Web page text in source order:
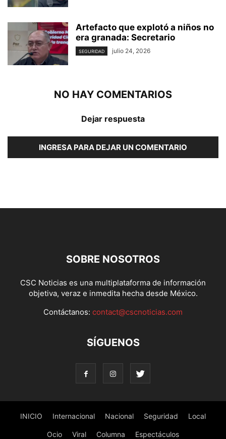
Artefacto que explotó a niños no
era granada: Secretario
SEGURIDAD julio 24, 2026
NO HAY COMENTARIOS
Dejar respuesta
INGRESA PARA DEJAR UN COMENTARIO
SOBRE NOSOTROS
CSC Noticias es una multiplataforma de información
objetiva, veraz e inmedita hecha desde México.
Contáctanos: contact@cscnoticias.com
SÍGUENOS
INICIO Internacional Nacional Seguridad Local
Ocio Viral Columna Espectáculos